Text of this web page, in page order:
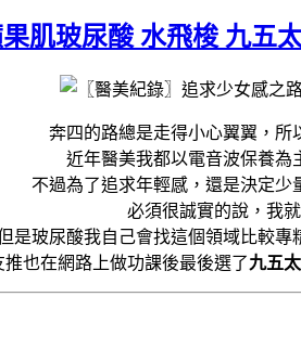
肌玻尿酸 水飛梭 九
奔四的路總是走得小心翼翼，所
近年醫美我都以電音波保養為
不過為了追求年輕感，還是決定少
必須很誠實的說，我
是玻尿酸我自己會找這個領域比較
也在網路上做功課後最後選了九五